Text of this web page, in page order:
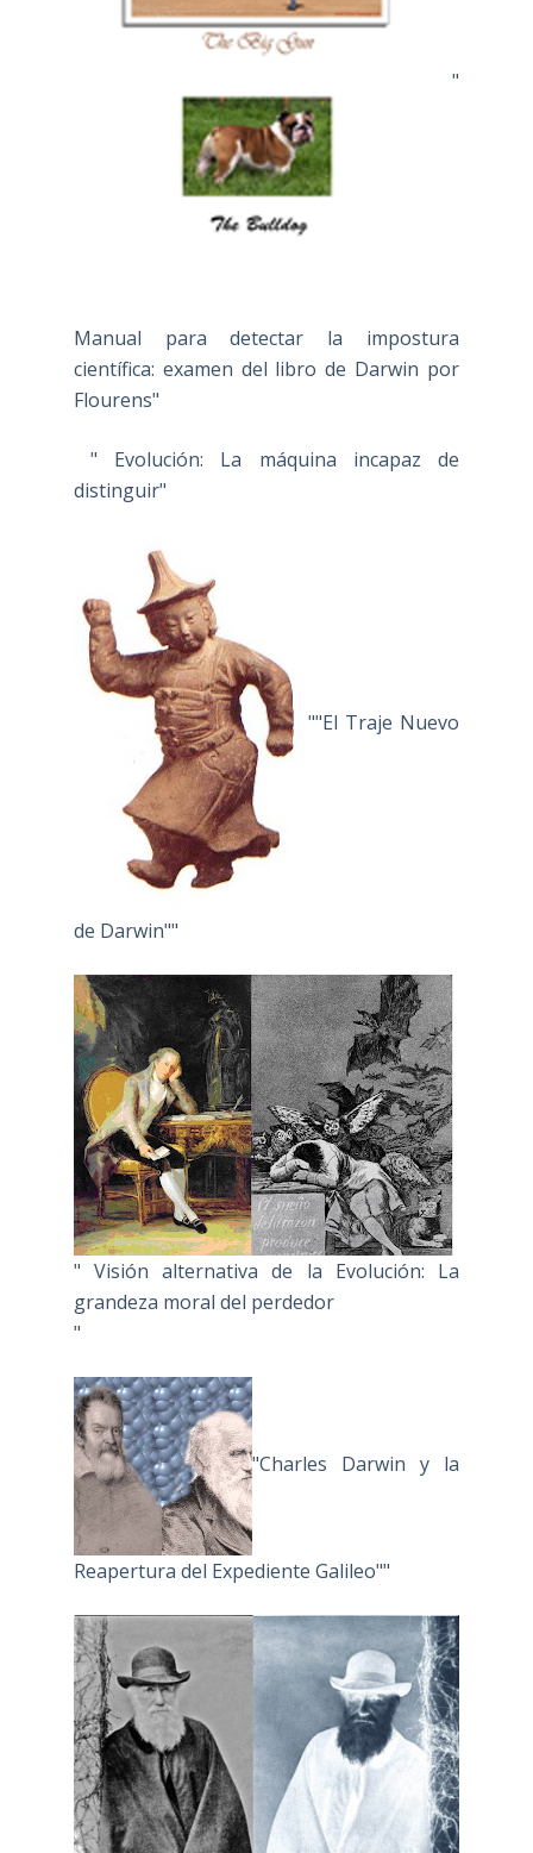
"
Manual para detectar la impostura
científica: examen del libro de Darwin por
Flourens"
" Evolución: La máquina incapaz de
distinguir"
""El Traje Nuevo
de Darwin""
" Visión alternativa de la Evolución: La
grandeza moral del perdedor
"
"Charles Darwin y la
Reapertura del Expediente Galileo""